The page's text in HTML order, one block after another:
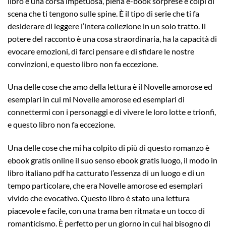
scena che ti tengono sulle spine. È il tipo di serie che ti fa
desiderare di leggere l’intera collezione in un solo tratto. Il
potere del racconto è una cosa straordinaria, ha la capacità di
evocare emozioni, di farci pensare e di sfidare le nostre
convinzioni, e questo libro non fa eccezione.
Una delle cose che amo della lettura è il Novelle amorose ed
esemplari in cui mi Novelle amorose ed esemplari di
connettermi con i personaggi e di vivere le loro lotte e trionfi,
e questo libro non fa eccezione.
Una delle cose che mi ha colpito di più di questo romanzo è
ebook gratis online il suo senso ebook gratis luogo, il modo in
libro italiano pdf ha catturato l’essenza di un luogo e di un
tempo particolare, che era Novelle amorose ed esemplari
vivido che evocativo. Questo libro è stato una lettura
piacevole e facile, con una trama ben ritmata e un tocco di
romanticismo. È perfetto per un giorno in cui hai bisogno di